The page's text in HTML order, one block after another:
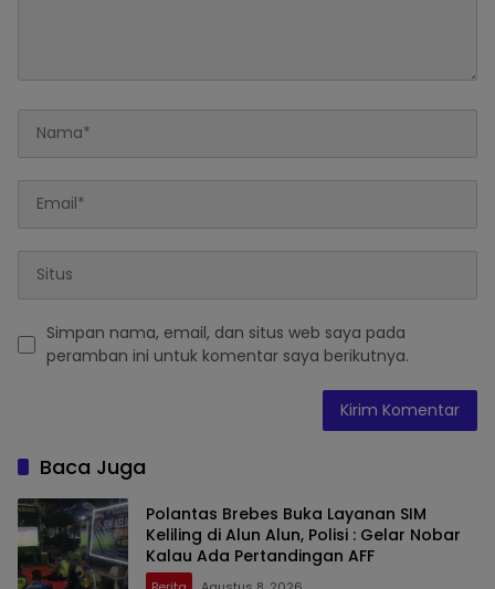
Simpan nama, email, dan situs web saya pada
peramban ini untuk komentar saya berikutnya.
Baca Juga
Polantas Brebes Buka Layanan SIM
Keliling di Alun Alun, Polisi : Gelar Nobar
Kalau Ada Pertandingan AFF